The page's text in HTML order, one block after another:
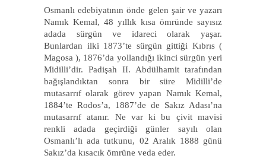
Osmanlı edebiyatının önde gelen şair ve yazarı
Namık Kemal, 48 yıllık kısa ömründe sayısız
adada sürgün ve idareci olarak yaşar.
Bunlardan ilki 1873’te sürgün gittiği Kıbrıs (
Magosa ), 1876’da yollandığı ikinci sürgün yeri
Midilli’dir. Padişah II. Abdülhamit tarafından
bağışlandıktan sonra bir süre Midilli’de
mutasarrıf olarak görev yapan Namık Kemal,
1884’te Rodos’a, 1887’de de Sakız Adası’na
mutasarrıf atanır. Ne var ki bu çivit mavisi
renkli adada geçirdiği günler sayılı olan
Osmanlı’lı ada tutkunu, 02 Aralık 1888 günü
Sakız’da kısacık ömrüne veda eder.